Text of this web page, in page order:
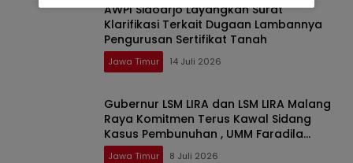
AWPI Sidoarjo Layangkan Surat
Klarifikasi Terkait Dugaan Lambannya
Pengurusan Sertifikat Tanah
Jawa Timur 14 Juli 2026
Gubernur LSM LIRA dan LSM LIRA Malang
Raya Komitmen Terus Kawal Sidang
Kasus Pembunuhan , UMM Faradila
Amalia Najwa,
Jawa Timur 8 Juli 2026